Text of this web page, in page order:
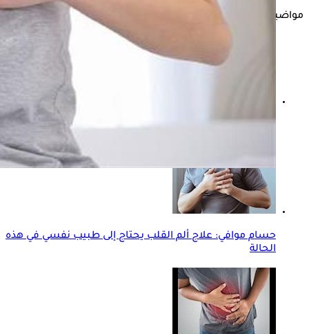
مواضيع ذات صلة
هل ألم القلب عند التثاؤب خطير؟.. طبيب يوضح أبرز أسبابه
حسام موافي: علاج ألم القلب يحتاج إلى طبيب نفسي في هذه
الحالة